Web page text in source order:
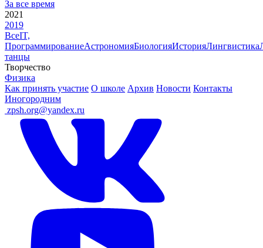
За все время
2021
2019
ВсеIT,
ПрограммированиеАстрономияБиологияИсторияЛингвистика
танцы
Творчество
Физика
Как принять участие О школе Архив Новости Контакты
Иногородним
zpsh.org@yandex.ru